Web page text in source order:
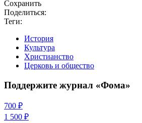
Сохранить
Поделиться:
Теги:
История
Культура
Христианство
Церковь и общество
Поддержите журнал «Фома»
700 ₽
1 500 ₽